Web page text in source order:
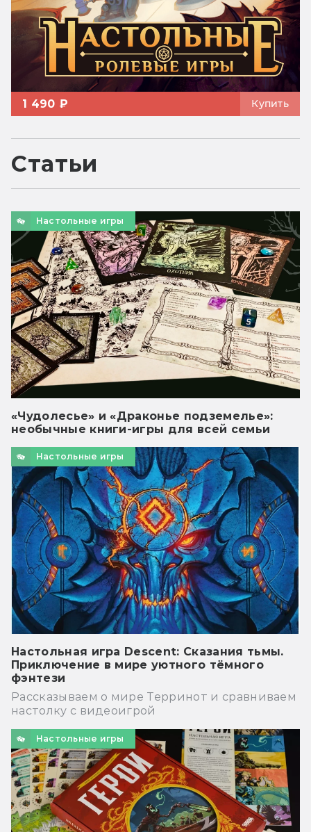
1 490 ₽ Купить
Статьи
Настольные игры
«Чудолесье» и «Драконье подземелье»:
необычные книги-игры для всей семьи
Настольные игры
Настольная игра Descent: Сказания тьмы.
Приключение в мире уютного тёмного
фэнтези
Рассказываем о мире Терринот и сравниваем
настолку с видеоигрой
Настольные игры